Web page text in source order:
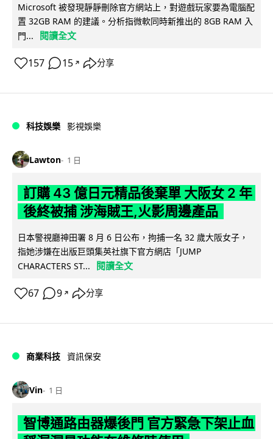
Microsoft 被發現靜靜刪除官方網站上，對遊戲玩家要為電腦配
置 32GB RAM 的建議。分析指微軟同時新推出的 8GB RAM 入
門...
閱讀全文
157 15 ↗ 分享
科技娛樂 影視娛樂
Lawton 1 日
訂購 43 億日元精品後棄單 大阪女 2 年
後終被捕 涉海賊王,火影周邊產品
日本警視廳神田署 8 月 6 日公布，拘捕一名 32 歲大阪女子，
指她涉嫌在出版巨頭集英社旗下官方網店「JUMP
CHARACTERS ST...
閱讀全文
67 9 ↗ 分享
商業科技 資訊保安
Vin 1 日
智博通路由器爆後門 官方緊急下架止血